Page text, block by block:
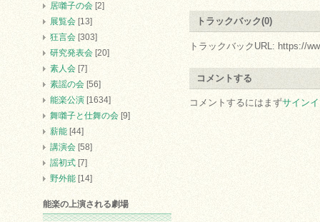
トラックバック(0)
トラックバックURL: https://
コメントする
コメントするにはまずサイン
居囃子の会 [2]
展覧会 [13]
狂言会 [303]
研究発表会 [20]
素人会 [7]
素謡の会 [56]
能楽公演 [1634]
舞囃子と仕舞の会 [9]
薪能 [44]
講演会 [58]
謡初式 [7]
野外能 [14]
能楽の上演される劇場